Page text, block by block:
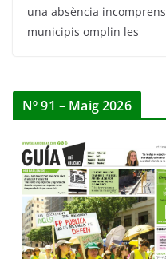
una absència
municipis omplin les
Nº 91 – Maig 2026